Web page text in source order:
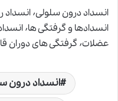
عضلات٬ گرفتگی های دوران قاعدگی٬ گرفتگی های عضلانی
انسداد درون